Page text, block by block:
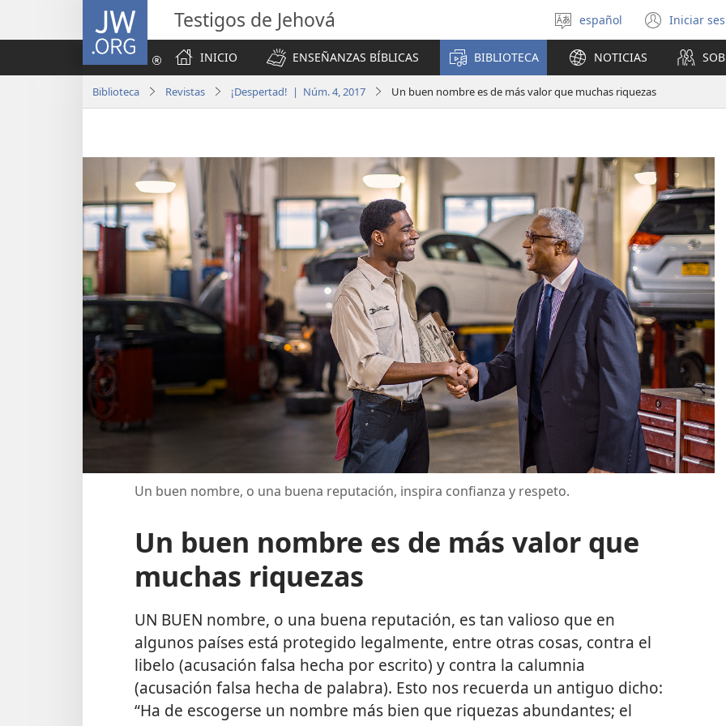
JW.ORG Testigos de Jehová
Seleccionar
idioma
español Iniciar(abre
una
nueva
INICIO
ENSEÑANZAS BÍBLICAS BIBLIOTECA NOTICIAS
Biblioteca Revistas ¡Despertad! | Núm. 4, 2017 Un buen nombre es de más valor que muchas riquezas
Un buen nombre, o una buena reputación, inspira confianza y respeto.
Un buen nombre es de más valor que
muchas riquezas
UN BUEN nombre, o una buena reputación, es tan valioso que en
algunos países está protegido legalmente, entre otras cosas, contra el
libelo (acusación falsa hecha por escrito) y contra la calumnia
(acusación falsa hecha de palabra). Esto nos recuerda un antiguo dicho:
“Ha de escogerse un nombre más bien que riquezas abundantes; el